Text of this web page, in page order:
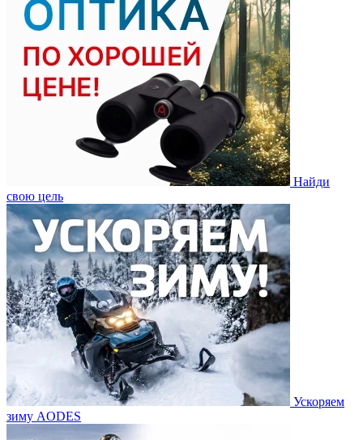
Найди
свою цель
Ускоряем
зиму AODES